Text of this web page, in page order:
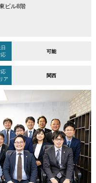
ビル8階
日
応
可能
応
ア
関西